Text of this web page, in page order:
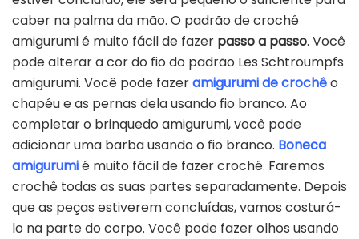
caber na palma da mão. O padrão de crochê
amigurumi é muito fácil de fazer passo a passo. Você
pode alterar a cor do fio do padrão Les Schtroumpfs
amigurumi. Você pode fazeramigurumi de crochêo
chapéu e as pernas dela usando fio branco. Ao
completar o brinquedo amigurumi, você pode
adicionar uma barba usando o fio branco. Boneca
amigurumié muito fácil de fazer crochê. Faremos
crochê todas as suas partes separadamente. Depois
que as peças estiverem concluídas, vamos costurá-
lo na parte do corpo. Você pode fazer olhos usando